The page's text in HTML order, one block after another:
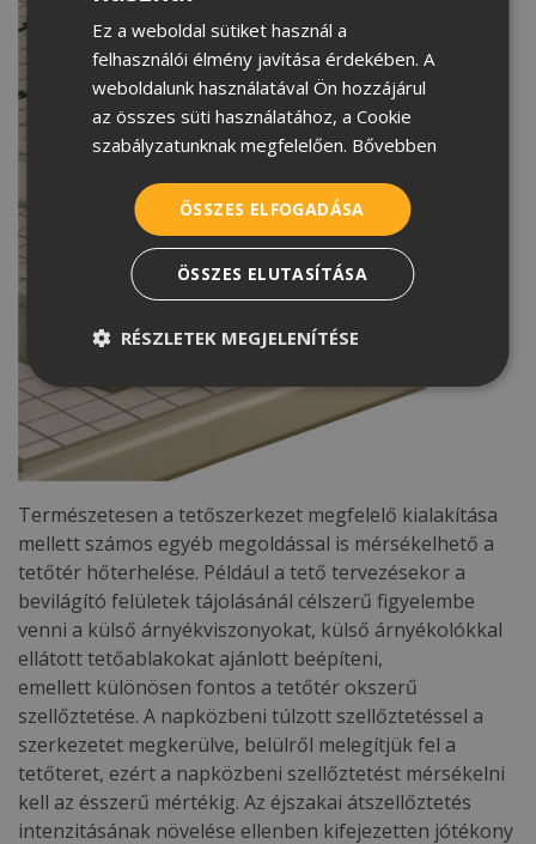
Természetesen a tetőszerkezet megfelelő kialakítása
mellett számos egyéb megoldással is mérsékelhető a
tetőtér hőterhelése. Például a tető tervezésekor a
bevilágító felületek tájolásánál célszerű figyelembe
venni a külső árnyékviszonyokat, külső árnyékolókkal
ellátott tetőablakokat ajánlott beépíteni,
emellett különösen fontos a tetőtér okszerű
szellőztetése. A napközbeni túlzott szellőztetéssel a
szerkezetet megkerülve, belülről melegítjük fel a
tetőteret, ezért a napközbeni szellőztetést mérsékelni
kell az ésszerű mértékig. Az éjszakai átszellőztetés
intenzitásának növelése ellenben kifejezetten jótékony
SERBIAN
Ez a weboldal sütiket használ a
felhasználói élmény javítása érdekében. A
weboldalunk használatával Ön hozzájárul
az összes süti használatához, a Cookie
szabályzatunknak megfelelően. Bővebben
ÖSSZES ELFOGADÁSA
ÖSSZES ELUTASÍTÁSA
RÉSZLETEK MEGJELENÍTÉSE